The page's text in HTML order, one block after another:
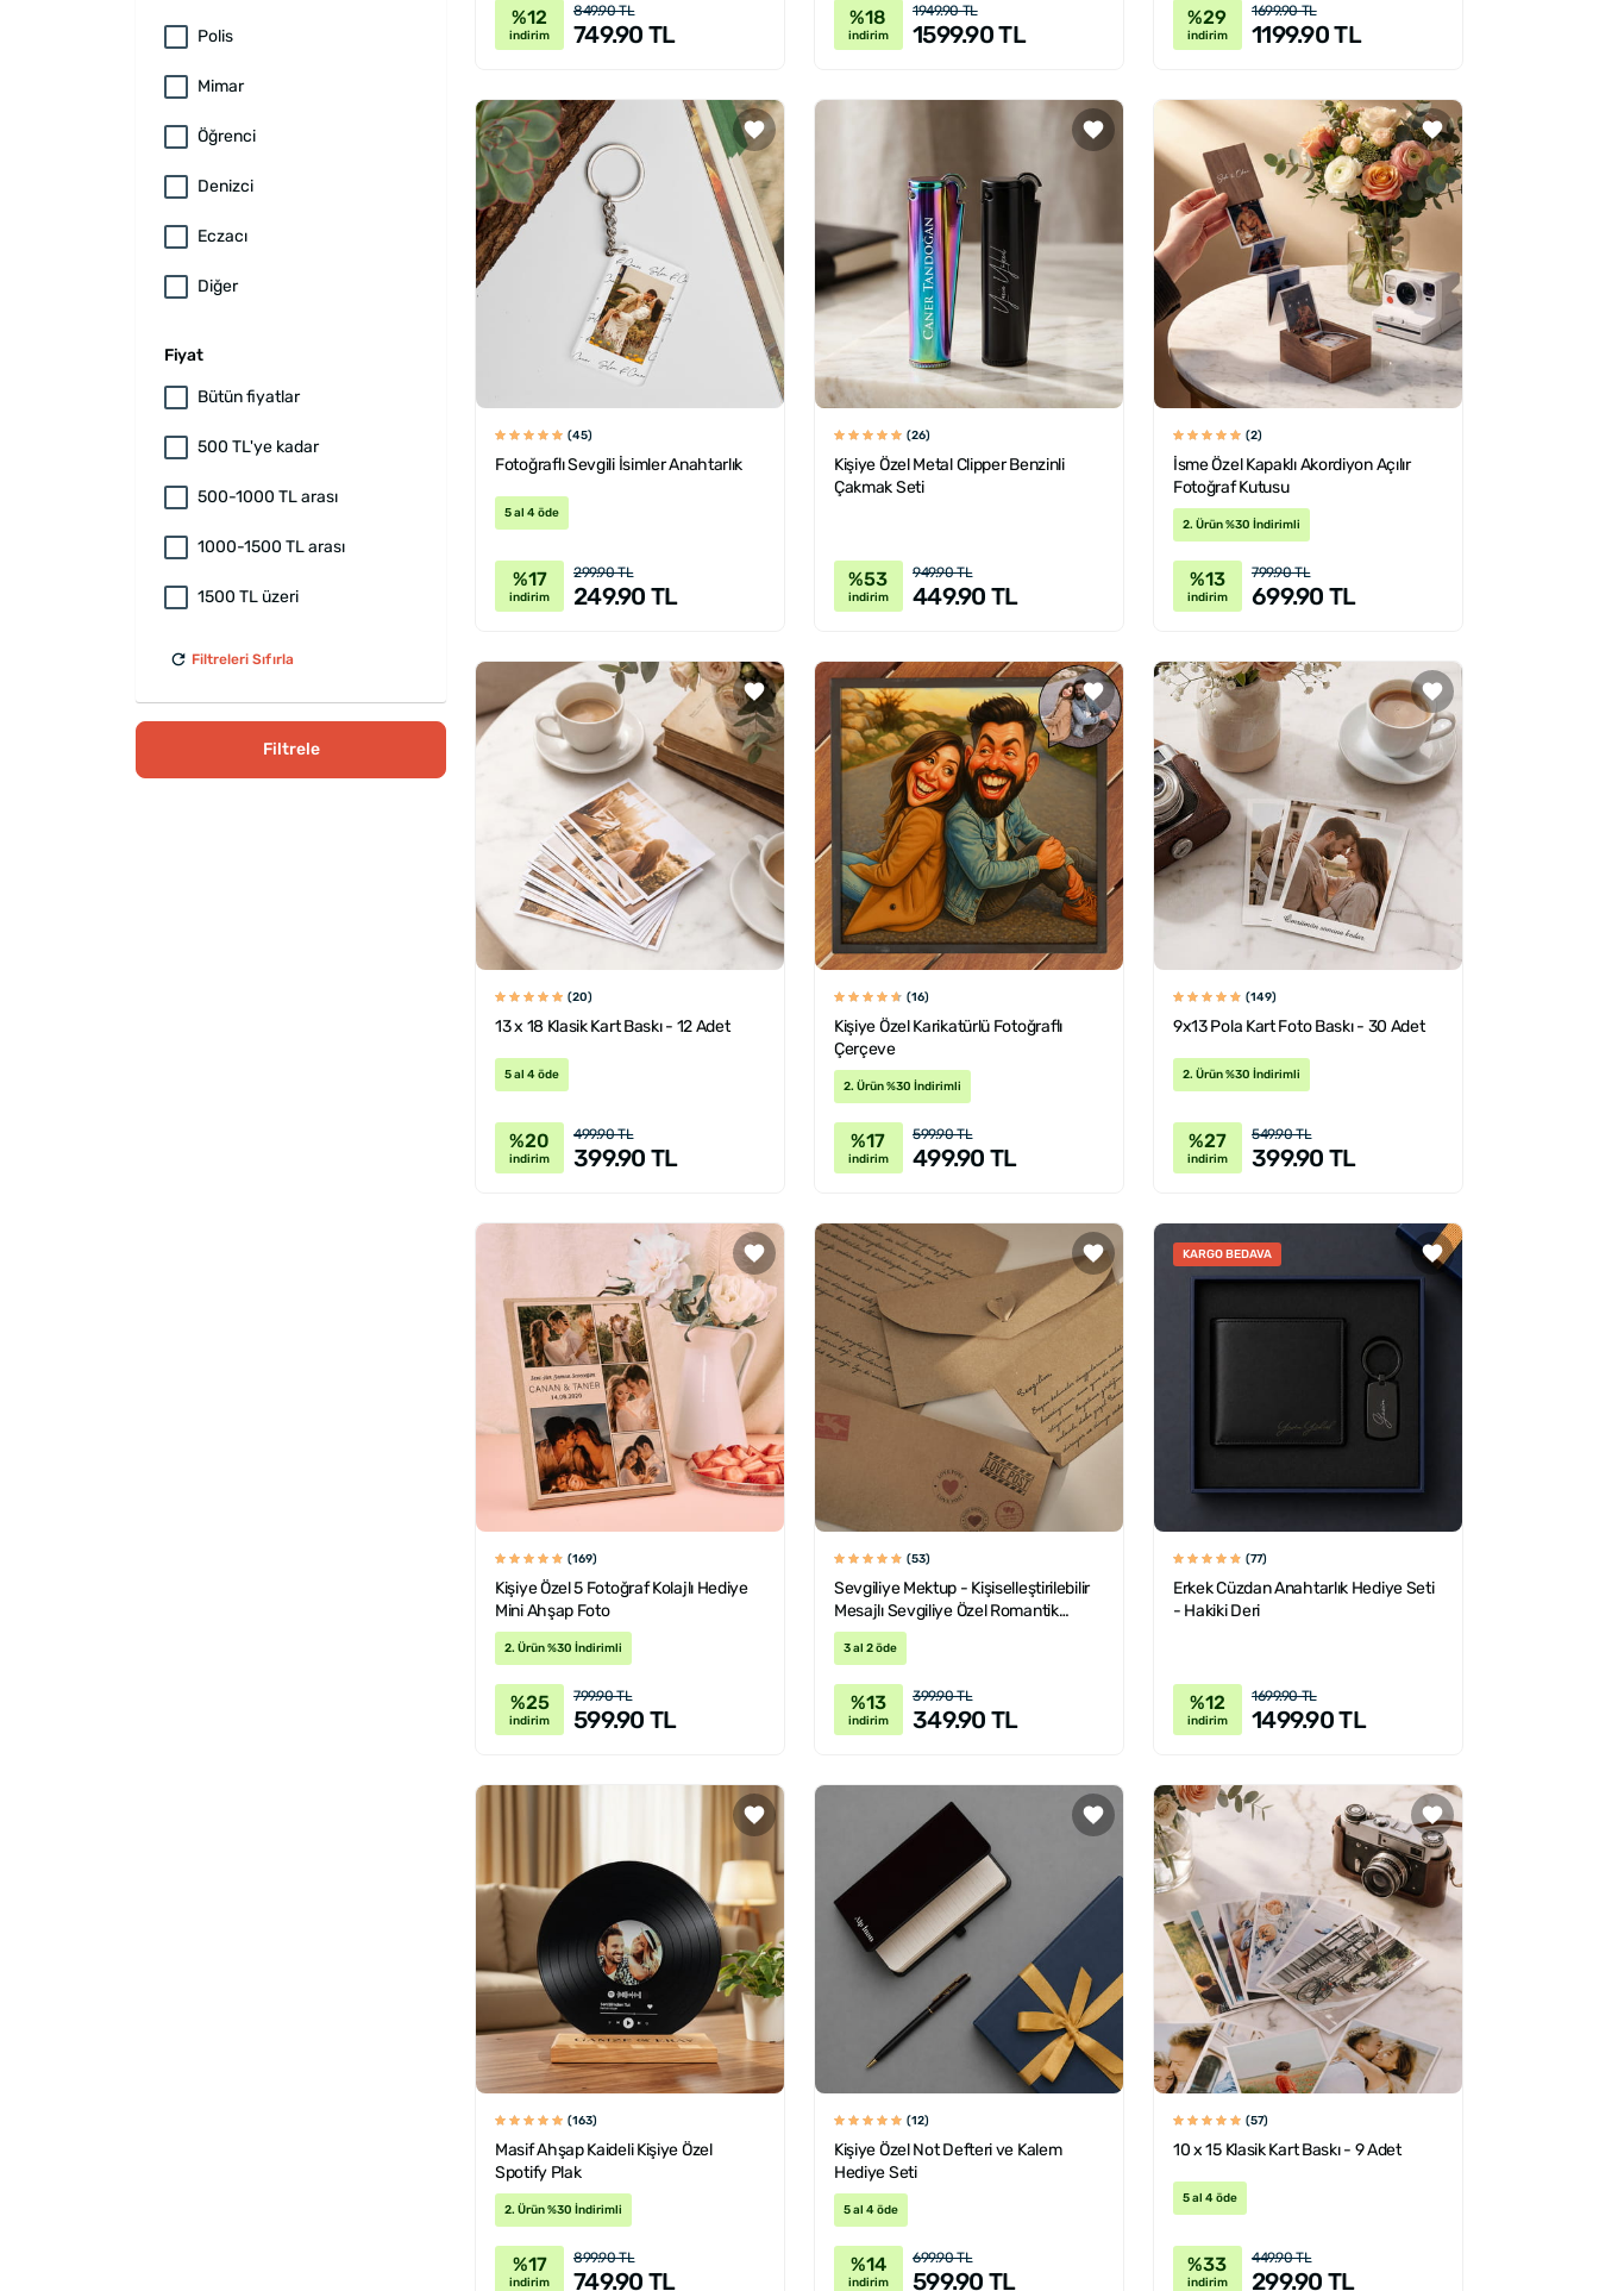
Polis
Mimar
Öğrenci
Denizci
Eczacı
Diğer
Fiyat
Bütün fiyatlar
500 TL'ye kadar
500-1000 TL arası
1000-1500 TL arası
1500 TL üzeri
Filtreleri Sıfırla
Filtrele
%12
indirim
849.90 TL
749.90 TL
%18
indirim
1949.90 TL
1599.90 TL
%29
indirim
1699.90 TL
1199.90 TL
(45)
Fotoğraflı Sevgili İsimler Anahtarlık
5 al 4 öde
%17
indirim
299.90 TL
249.90 TL
(26)
Kişiye Özel Metal Clipper Benzinli
Çakmak Seti
%53
indirim
949.90 TL
449.90 TL
(2)
İsme Özel Kapaklı Akordiyon Açılır
Fotoğraf Kutusu
2. Ürün %30 İndirimli
%13
indirim
799.90 TL
699.90 TL
(20)
13 x 18 Klasik Kart Baskı - 12 Adet
5 al 4 öde
%20
indirim
499.90 TL
399.90 TL
(16)
Kişiye Özel Karikatürlü Fotoğraflı
Çerçeve
2. Ürün %30 İndirimli
%17
indirim
599.90 TL
499.90 TL
(149)
9x13 Pola Kart Foto Baskı - 30 Adet
2. Ürün %30 İndirimli
%27
indirim
549.90 TL
399.90 TL
(169)
Kişiye Özel 5 Fotoğraf Kolajlı Hediye
Mini Ahşap Foto
2. Ürün %30 İndirimli
%25
indirim
799.90 TL
599.90 TL
(53)
Sevgiliye Mektup - Kişiselleştirilebilir
Mesajlı Sevgiliye Özel Romantik
Mektup
3 al 2 öde
%13
indirim
399.90 TL
349.90 TL
KARGO BEDAVA
(77)
Erkek Cüzdan Anahtarlık Hediye Seti
- Hakiki Deri
%12
indirim
1699.90 TL
1499.90 TL
(163)
Masif Ahşap Kaideli Kişiye Özel
Spotify Plak
2. Ürün %30 İndirimli
%17
indirim
899.90 TL
749.90 TL
(12)
Kişiye Özel Not Defteri ve Kalem
Hediye Seti
5 al 4 öde
%14
indirim
699.90 TL
599.90 TL
(57)
10 x 15 Klasik Kart Baskı - 9 Adet
5 al 4 öde
%33
indirim
449.90 TL
299.90 TL